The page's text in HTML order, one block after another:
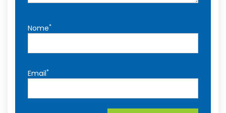
Nome*
Email*